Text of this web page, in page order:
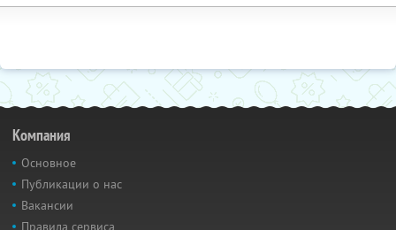
Компания
Основное
Публикации о нас
Вакансии
Правила сервиса